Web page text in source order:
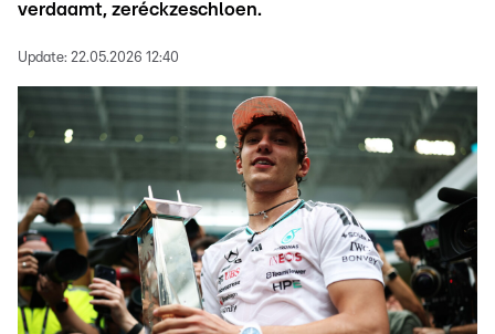
verdaamt, zeréckzeschloen.
Update: 22.05.2026 12:40